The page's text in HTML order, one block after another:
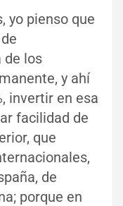
yo pienso que
de los
y ahí
invertir en esa
facilidad de
que
de
porque en